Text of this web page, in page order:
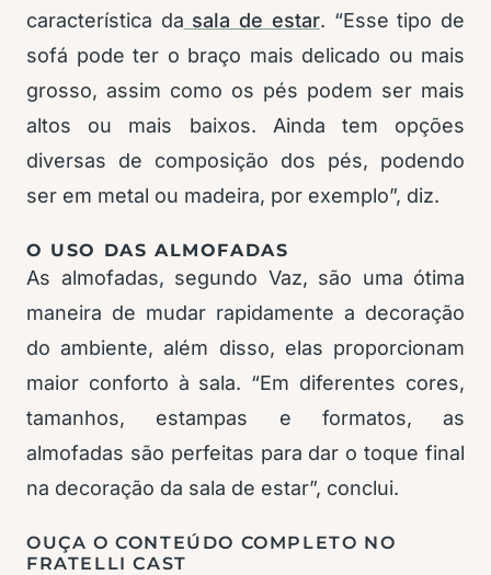
característica da sala de estar. “Esse tipo de
sofá pode ter o braço mais delicado ou mais
grosso, assim como os pés podem ser mais
altos ou mais baixos. Ainda tem opções
diversas de composição dos pés, podendo
ser em metal ou madeira, por exemplo”, diz.
O USO DAS ALMOFADAS
As almofadas, segundo Vaz, são uma ótima
maneira de mudar rapidamente a decoração
do ambiente, além disso, elas proporcionam
maior conforto à sala. “Em diferentes cores,
tamanhos, estampas e formatos, as
almofadas são perfeitas para dar o toque final
na decoração da sala de estar”, conclui.
OUÇA O CONTEÚDO COMPLETO NO
FRATELLI CAST